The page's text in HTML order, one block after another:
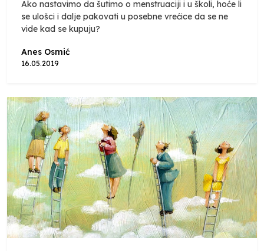
Ako nastavimo da šutimo o menstruaciji i u školi, hoće li
se ulošci i dalje pakovati u posebne vrećice da se ne
vide kad se kupuju?
Anes Osmić
16.05.2019